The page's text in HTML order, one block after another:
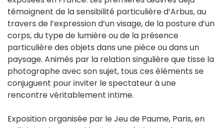
témoignent de la sensibilité particulière d’Arbus, au
travers de l’expression d’un visage, de la posture d’un
corps, du type de lumière ou de la présence
particulière des objets dans une pièce ou dans un
paysage. Animés par la relation singulière que tisse la
photographe avec son sujet, tous ces éléments se
conjuguent pour inviter le spectateur à une
rencontre véritablement intime.
Exposition organisée par le Jeu de Paume, Paris, en